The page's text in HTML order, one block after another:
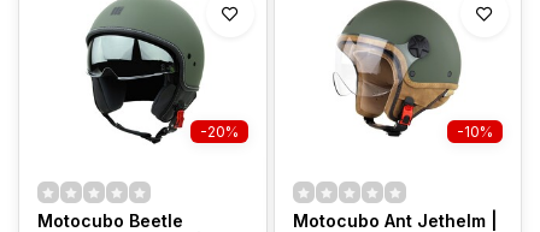
-20%
Motocubo Beetle
-10%
Motocubo Ant Jethelm |